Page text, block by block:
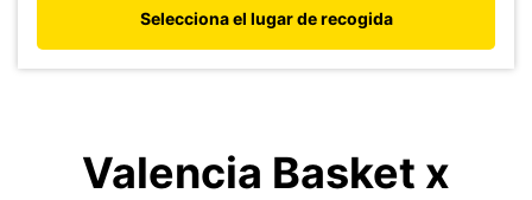
Selecciona el lugar de recogida
Valencia Basket x